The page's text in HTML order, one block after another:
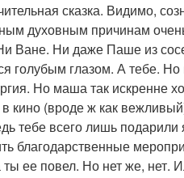
сказка. Видимо,
духовным причинам
Ване. Ни даже Паше из
голубым глазом. А тебе.
Но маша так искренне
кино (вроде ж как
тебе всего лишь подарили
благодарственные
ее повел. Но нет же, нет.